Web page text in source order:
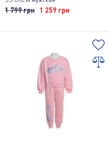
1 799 грн 1 259 грн